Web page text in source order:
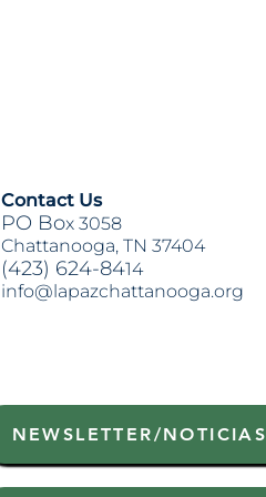
Contact Us
PO Box 3058
Chattanooga, TN 37404
(423) 624-8414
info@lapazchattanooga.org
NEWSLETTER/NOTICIAS